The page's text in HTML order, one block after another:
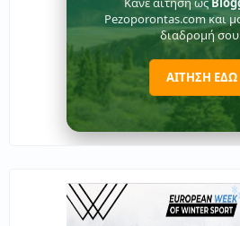
Pezoporontas.com και
διαδρομή
ΑΙΤΗΣΗ ΕΔΩ